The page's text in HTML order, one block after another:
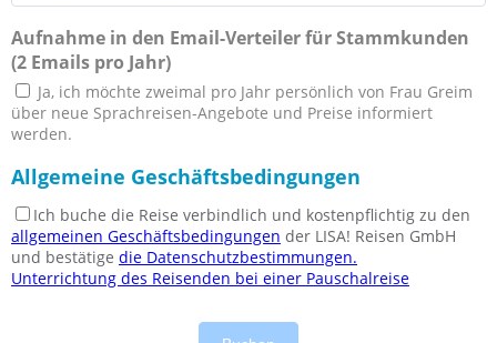
Aufnahme in den Email-Verteiler für Stammkunden
(2 Emails pro Jahr)
Ja, ich möchte zweimal pro Jahr persönlich von Frau Greim
über neue Sprachreisen-Angebote und Preise informiert
werden.
Allgemeine Geschäftsbedingungen
Ich buche die Reise verbindlich und kostenpflichtig zu den
allgemeinen Geschäftsbedingungen der LISA! Reisen GmbH
und bestätige die Datenschutzbestimmungen.
Unterrichtung des Reisenden bei einer Pauschalreise